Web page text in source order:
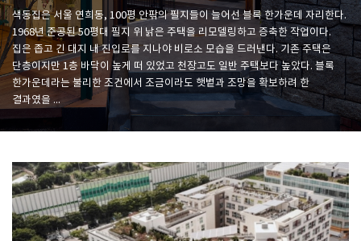
공지사항
기사문의
광고문의
Contact
색동집은 서울 연희동, 100평 안팎의 필지들이 늘어선 블록 한가운데 자리한다.
1968년 준공된 50평대 필지 위 낡은 주택을 리모델링하고 증축한 작업이다.
집은 좁고 긴 대지 내 진입로를 지나야 비로소 모습을 드러낸다. 기존 주택은
단층이지만 1층 바닥이 높게 떠 있었고 천장고도 일반 주택보다 높았다. 블록
한가운데라는 불리한 조건에서 조금이라도 햇볕과 조망을 확보하려 한
결과였을 ...